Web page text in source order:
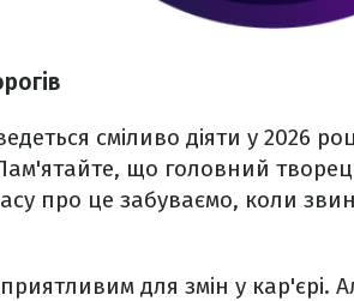
сміливо діяти у 2026
що головний
про це забуваємо, коли
для змін у кар'єрі.